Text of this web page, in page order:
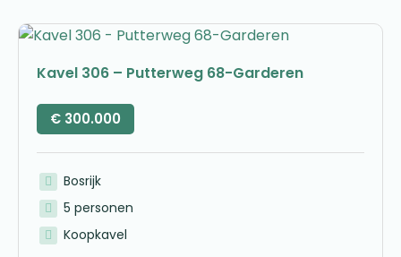
Kavel 306 – Putterweg 68-Garderen
€ 300.000
Bosrijk
5 personen
Koopkavel